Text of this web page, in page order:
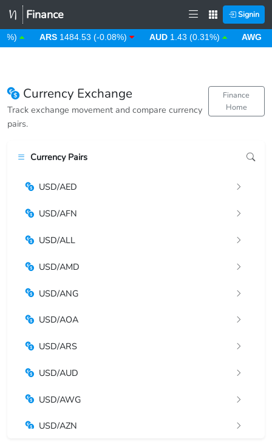
Finance Signin
ARS 1484.53 (-0.08%) AUD 1.43 (0.31%) AWG
Currency Exchange
Track exchange movement and compare currency
pairs.
Finance
Home
Currency Pairs
USD/AED
USD/AFN
USD/ALL
USD/AMD
USD/ANG
USD/AOA
USD/ARS
USD/AUD
USD/AWG
USD/AZN